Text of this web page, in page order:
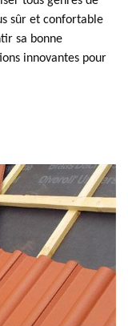
sûr et confortable
sa bonne
innovantes pour